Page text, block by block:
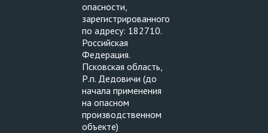
опасности,
зарегистрированного
по адресу: 182710.
Российская
Федерация.
Псковская область,
Р.п. Дедовичи (до
начала применения
на опасном
производственном
объекте)